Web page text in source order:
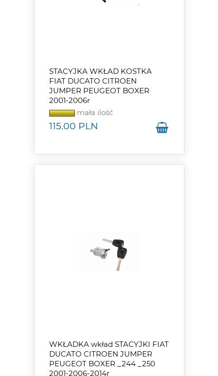
STACYJKA WKŁAD KOSTKA
FIAT DUCATO CITROEN
JUMPER PEUGEOT BOXER
2001-2006r
mała ilość
115.00 PLN
WKŁADKA wkład STACYJKI FIAT
DUCATO CITROEN JUMPER
PEUGEOT BOXER _244 _250
2001-2006-2014r